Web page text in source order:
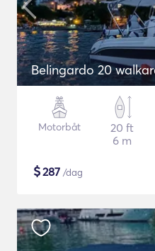
Belingardo 20
Motorbåt
20 ft
6 m
$287 /dag